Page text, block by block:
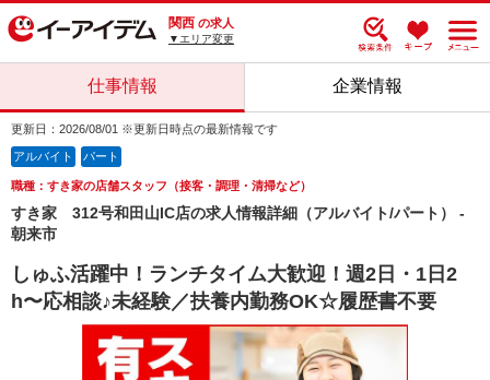
関西 の求人
▼エリア変更
仕事情報 企業情報
更新日：2026/08/01 ※更新日時点の最新情報です
アルバイト パート
職種：すき家の店舗スタッフ（接客・調理・清掃など）
すき家 312号和田山IC店の求人情報詳細（アルバイト/パート） -
朝来市
しゅふ活躍中！ランチタイム大歓迎！週2日・1日2
h〜応相談♪未経験／扶養内勤務OK☆履歴書不要